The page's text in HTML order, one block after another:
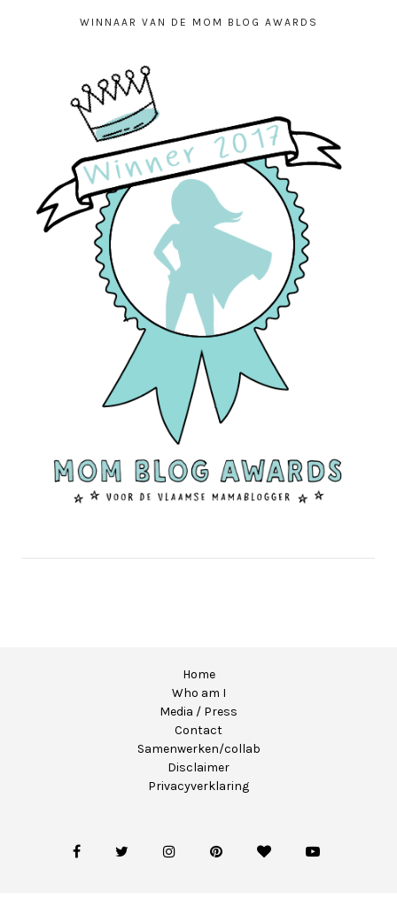
WINNAAR VAN DE MOM BLOG AWARDS
Home
Who am I
Media / Press
Contact
Samenwerken/collab
Disclaimer
Privacyverklaring